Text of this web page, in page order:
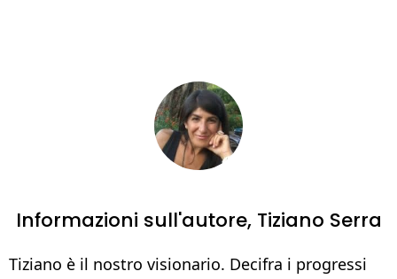
Informazioni sull'autore, Tiziano Serra
Tiziano è il nostro visionario. Decifra i progressi